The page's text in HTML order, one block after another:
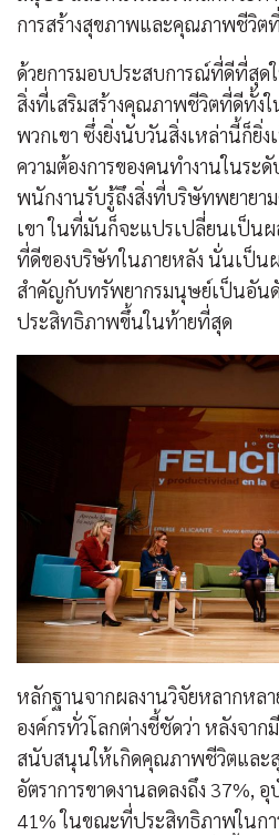
การสร้างสุขภาพและคุณภาพชีวิ
ด้วยการมอบประสบการณ์ที่ดีที่สุด
สิ่งที่เสริมสร้างคุณภาพชีวิตที่ดีทั้งใ
พวกเขา ซึ่งยิ่งนับวันสิ่งเหล่านี้ก็ยิ่
ความต้องการของคนทำงานในระ
พนักงานรับรู้ถึงสิ่งที่บริษัทพยาย
เขา ในที่มันก็จะแปรเปลี่ยนเป็น
ที่ดีของบริษัทในภายหลัง นั่นเป็น
สำคัญกับทรัพยากรมนุษย์เป็นอัน
ประสิทธิภาพขึ้นในท้ายที่สุด
หลักฐานจากผลงานวิจัยหลากหล
องค์กรทั่วโลกต่างชี้ชัดว่า หลังจาก
สนับสนุนให้เกิดคุณภาพชีวิตและ
อัตราการขาดงานลดลงถึง 37%,
41% ในขณะที่ประสิทธิภาพในกา